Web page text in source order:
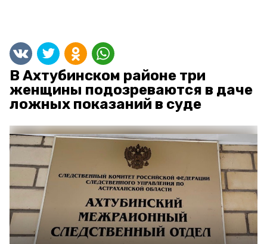
В Ахтубинском районе три
женщины подозреваются в даче
ложных показаний в суде